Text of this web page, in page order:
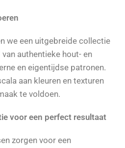
we een uitgebreide collectie
authentieke hout- en
en eigentijdse patronen.
aan kleuren en texturen
te voldoen.
voor een perfect resultaat
zorgen voor een